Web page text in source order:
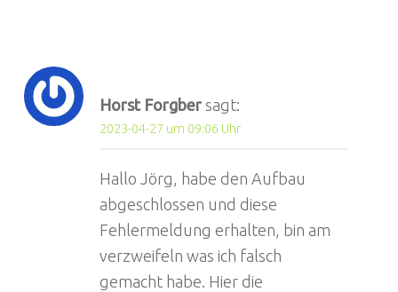
Horst Forgber sagt:
2023-04-27 um 09:06 Uhr
Hallo Jörg, habe den Aufbau
abgeschlossen und diese
Fehlermeldung erhalten, bin am
verzweifeln was ich falsch
gemacht habe. Hier die